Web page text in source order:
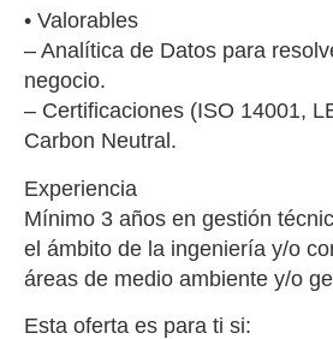
• Valorables
– Analítica de Datos para
negocio.
– Certificaciones (ISO 14001,
Carbon Neutral.
Experiencia
Mínimo 3 años en gestión
el ámbito de la ingeniería y/o
áreas de medio ambiente y/o
Esta oferta es para ti si: